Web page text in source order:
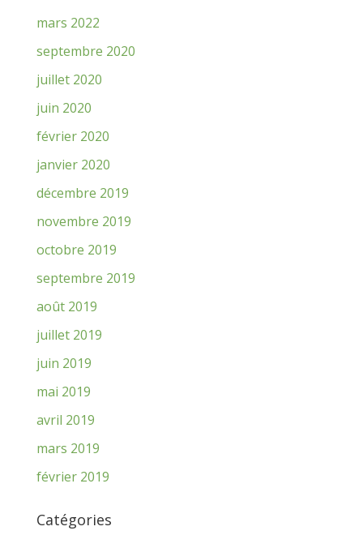
mars 2022
septembre 2020
juillet 2020
juin 2020
février 2020
janvier 2020
décembre 2019
novembre 2019
octobre 2019
septembre 2019
août 2019
juillet 2019
juin 2019
mai 2019
avril 2019
mars 2019
février 2019
Catégories